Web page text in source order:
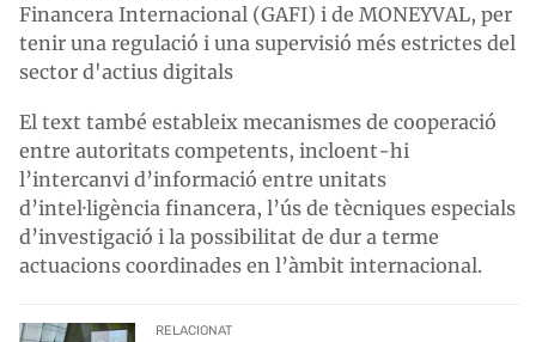
Financera Internacional (GAFI) i de MONEYVAL, per
tenir una regulació i una supervisió més estrictes del
sector d'actius digitals
El text també estableix mecanismes de cooperació
entre autoritats competents, incloent-hi
l’intercanvi d’informació entre unitats
d’intel·ligència financera, l’ús de tècniques especials
d’investigació i la possibilitat de dur a terme
actuacions coordinades en l’àmbit internacional.
RELACIONAT